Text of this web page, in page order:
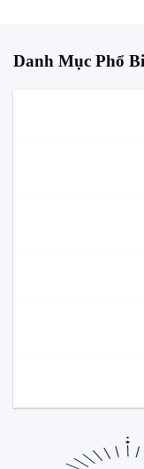
Danh Mục Phổ